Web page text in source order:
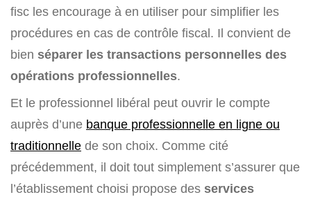
fisc les encourage à en utiliser pour simplifier les
procédures en cas de contrôle fiscal. Il convient de
bien séparer les transactions personnelles des
opérations professionnelles.
Et le professionnel libéral peut ouvrir le compte
auprès d’une banque professionnelle en ligne ou
traditionnelle de son choix. Comme cité
précédemment, il doit tout simplement s’assurer que
l’établissement choisi propose des services